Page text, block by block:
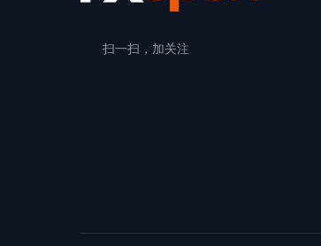
扫一扫，加关注